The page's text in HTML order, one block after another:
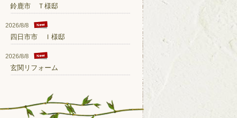
鈴鹿市 Ｔ様邸
2026/8/8
四日市市 Ｉ様邸
2026/8/8
玄関リフォーム